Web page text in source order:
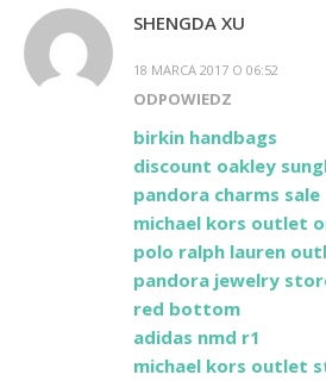
SHENGDA XU
18 MARCA 2017 O 06:52
ODPOWIEDZ
birkin handbags
discount oakley
pandora charms sale
michael kors outlet
polo ralph lauren
pandora jewelry
red bottom
adidas nmd r1
michael kors outlet